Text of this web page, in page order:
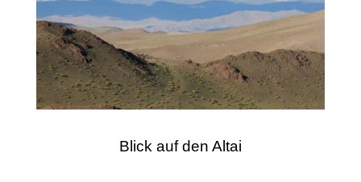
Blick auf den Altai